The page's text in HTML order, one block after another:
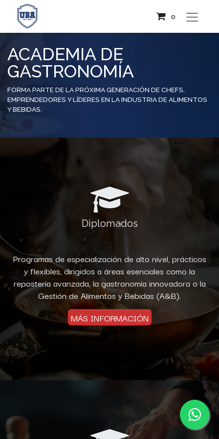
0
ACADEMIA DE
GASTRONOMÍA
FORMA PARTE DE LA PRÓXIMA GENERACIÓN DE CHEFS,
EMPRENDEDORES Y LÍDERES EN LA INDUSTRIA DE ALIMENTOS
Y BEBIDAS.
Diplomados
Programas de especialización de alto nivel, prácticos
y flexibles, dirigidos a áreas esenciales como la
repostería avanzada, la gastronomía innovadora o la
Gestión de Alimentos y Bebidas (A&B).​
MÁS INFORMACIÓN